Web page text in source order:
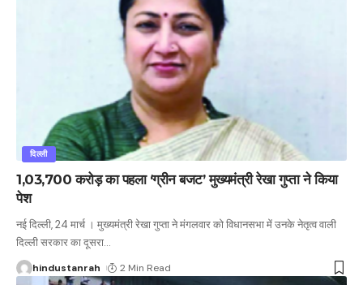
दिल्ली
1,03,700 करोड़ का पहला ‘ग्रीन बजट’ मुख्यमंत्री रेखा गुप्ता ने किया
पेश
नई दिल्ली, 24 मार्च । मुख्यमंत्री रेखा गुप्ता ने मंगलवार को विधानसभा में उनके नेतृत्व वाली
दिल्ली सरकार का दूसरा…
hindustanrah 2 Min Read